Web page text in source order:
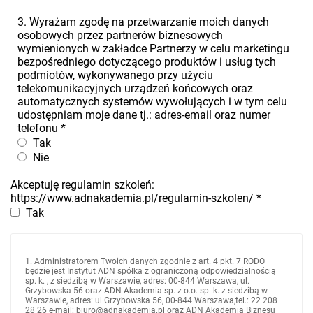
3. Wyrażam zgodę na przetwarzanie moich danych
osobowych przez partnerów biznesowych
wymienionych w zakładce Partnerzy w celu marketingu
bezpośredniego dotyczącego produktów i usług tych
podmiotów, wykonywanego przy użyciu
telekomunikacyjnych urządzeń końcowych oraz
automatycznych systemów wywołujących i w tym celu
udostępniam moje dane tj.: adres-email oraz numer
telefonu *
Tak
Nie
Akceptuję regulamin szkoleń:
https://www.adnakademia.pl/regulamin-szkolen/ *
Tak
1. Administratorem Twoich danych zgodnie z art. 4 pkt. 7 RODO
będzie jest Instytut ADN spółka z ograniczoną odpowiedzialnością
sp. k. , z siedzibą w Warszawie, adres: 00-844 Warszawa, ul.
Grzybowska 56 oraz ADN Akademia sp. z o.o. sp. k. z siedzibą w
Warszawie, adres: ul.Grzybowska 56, 00-844 Warszawa,tel.: 22 208
28 26 e-mail: biuro@adnakademia.pl oraz ADN Akademia Biznesu